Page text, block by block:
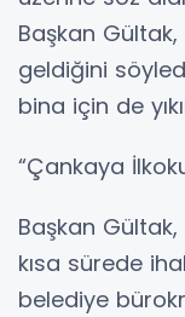
Başkan Gültak,
geldiğini
bina için de
“Çankaya
Başkan Gültak,
kısa sürede
belediye